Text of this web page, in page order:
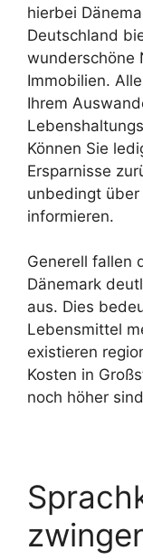
hierbei
Deutschland
wunderschöne
Immobilien.
Ihrem
Können Sie
Ersparnisse
unbedingt über
informieren.
Generell fallen
Dänemark
aus. Dies
Lebensmittel
existieren
Kosten in
noch höher